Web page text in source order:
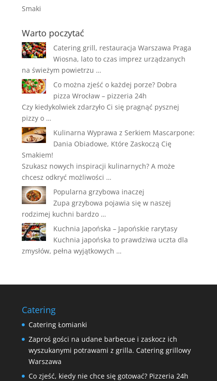
Smaki
Warto poczytać
Catering grill, restauracja Warszawa Praga
Wiosna, lato to czas imprez urządzanych
na świeżym powietrzu …
Co można zjeść o każdej porze? Dobra
pizza Wrocław – pizzeria 24h
Czy kiedykolwiek zdarzyło Ci się pragnąć pysznej
pizzy o …
Kulinarna Wyprawa z Serkiem Mascarpone:
Dania Obiadowe, Które Zaskoczą Cię
Smakiem!
Szukasz nowych inspiracji kulinarnych? A może
chcesz odkryć możliwości …
Popularna grzybowa inaczej
Zupa grzybowa pojawia się w naszej
rodzimej kuchni bardzo …
Kuchnia Japońska – Japońskie rarytasy
Kuchnia japońska to prawdziwa uczta dla
zmysłów, pełna wyjątkowych …
Catering
Catering Łomianki
Zaproś gości na udane barbecue i zaskocz ich
wyszukanymi potrawami z grilla. Catering grillowy
Warszawa
Co zjeść, kiedy nie chce się gotować? Pizzeria 24h